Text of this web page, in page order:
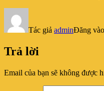
Tác giả adminĐăng
Trả lời
Email của bạn sẽ không được